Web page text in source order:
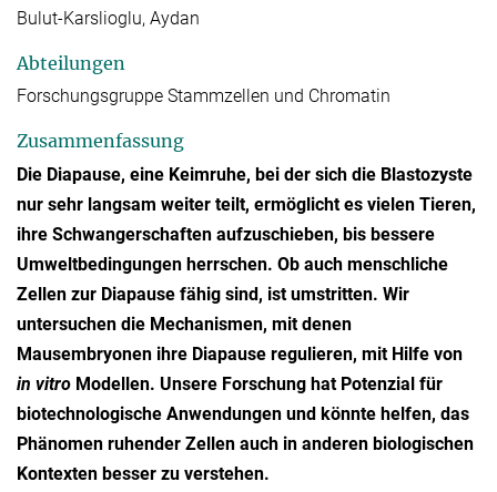
Bulut-Karslioglu, Aydan
Abteilungen
Forschungsgruppe Stammzellen und Chromatin
Zusammenfassung
Die Diapause, eine Keimruhe, bei der sich die Blastozyste
nur sehr langsam weiter teilt, ermöglicht es vielen Tieren,
ihre Schwangerschaften aufzuschieben, bis bessere
Umweltbedingungen herrschen. Ob auch menschliche
Zellen zur Diapause fähig sind, ist umstritten. Wir
untersuchen die Mechanismen, mit denen
Mausembryonen ihre Diapause regulieren, mit Hilfe von
in vitro Modellen. Unsere Forschung hat Potenzial für
biotechnologische Anwendungen und könnte helfen, das
Phänomen ruhender Zellen auch in anderen biologischen
Kontexten besser zu verstehen.